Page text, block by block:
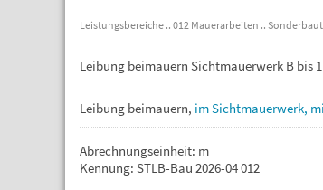
Leistungsbereiche 012 Mauerarbeiten
Leibung beimauern Sichtmauerwerk B bis
Leibung beimauern, imSichtmauerwerk,
Abrechnungseinheit: m
Kennung: STLB-Bau 2026-04 012